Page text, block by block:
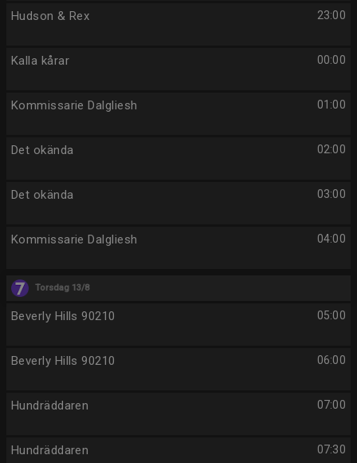
23:00
Hudson & Rex
00:00
Kalla kårar
01:00
Kommissarie Dalgliesh
02:00
Det okända
03:00
Det okända
04:00
Kommissarie Dalgliesh
Torsdag 13/8
05:00
Beverly Hills 90210
06:00
Beverly Hills 90210
07:00
Hundräddaren
07:30
Hundräddaren